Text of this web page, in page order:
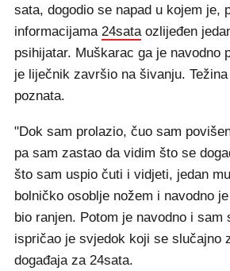
sata, dogodio se napad u kojem je,
informacijama 24sataozlijeđen
psihijatar. Muškarac ga je navodno
je liječnik završio na šivanju.
poznata.
"Dok sam prolazio, čuo sam
pa sam zastao da vidim što se
što sam uspio čuti i vidjeti, jedan
bolničko osoblje nožem i navodno
bio ranjen. Potom je navodno i sam
ispričao je svjedok koji se slučajno
događaja za 24sata.